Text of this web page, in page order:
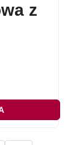
z